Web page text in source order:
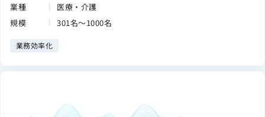
業種
医療・介護
規模
301名～1000名
業務効率化